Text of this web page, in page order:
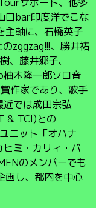
口bar印度洋でこな
主軸に、石橋英子
zggzag!!!、勝井祐
、藤井郷子、
木隆一郎ソロ音
作家であり、歌手
では成田宗弘
& TCI)との
ニット「オハナ
ミ・カリィ・バ
のメンバーでも
画し、都内を中心